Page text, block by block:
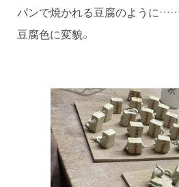
パンで焼かれる豆腐のように……
豆腐色に変貌。